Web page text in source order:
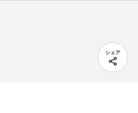
シェア